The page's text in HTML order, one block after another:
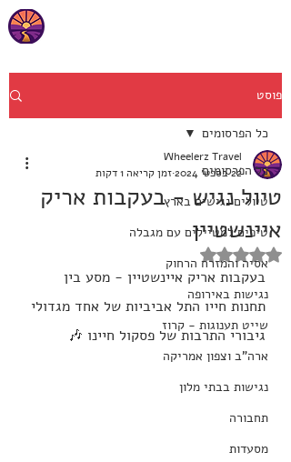
פוסט
כל הפרסומים
טיולים נגישים בארץ
טיפים למטיילים עם מגבלה
אסיה והמזרח הרחוק
נגישות באירופה
שייט תענוגות - קרוז
ארה"ב וצפון אמריקה
נגישות בבתי מלון
תחבורה
מסעדות
כל הפרסומים
טיול נגיש - בעקבות אריק
איינשטיין
Wheelerz Travel
22 בספט׳ 2024
זמן קריאה 1 דקות
דירוג של NaN מתוך 5 כוכבים
בעקבות אריק איינשטיין - מסע בין
תחנות חייו התל אביביות של אחד מגדולי
גיבורי התרבות של פסקול חיינו 🎶